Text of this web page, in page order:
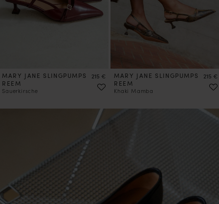
MARY JANE SLINGPUMPS
REEM
Sauerkirsche
Preis
215 €
MARY JANE SLINGPUMPS
REEM
Khaki Mamba
Preis
215 €